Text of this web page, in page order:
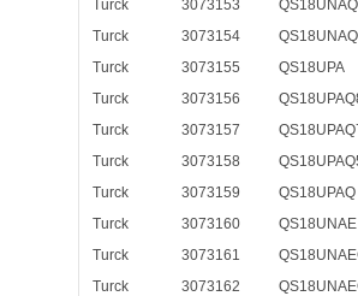
Turck 3073153
Turck
3073154
QS18UNAQ
Turck
3073155
QS18UPA
Turck
3073156
Turck
3073157
Turck
3073158
Turck
3073159
QS18UPAQ
Turck
3073160
QS18UNAE
Turck
3073161
Turck
3073162